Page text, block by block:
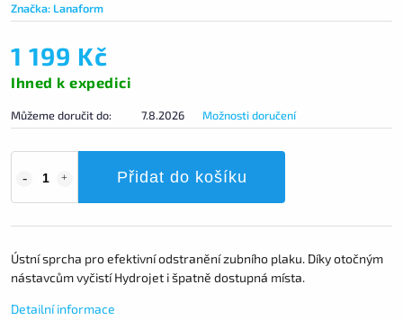
Značka: Lanaform
1 199 Kč
Ihned k expedici
Můžeme doručit do: 7.8.2026 Možnosti doručení
Přidat do košíku
Ústní sprcha pro efektivní odstranění zubního plaku. Díky otočným
nástavcům vyčistí Hydrojet i špatně dostupná místa.
Detailní informace